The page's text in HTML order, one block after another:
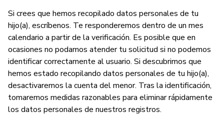
Si crees que hemos recopilado datos personales de tu
hijo(a), escríbenos. Te responderemos dentro de un mes
calendario a partir de la verificación. Es posible que en
ocasiones no podamos atender tu solicitud si no podemos
identificar correctamente al usuario. Si descubrimos que
hemos estado recopilando datos personales de tu hijo(a),
desactivaremos la cuenta del menor. Tras la identificación,
tomaremos medidas razonables para eliminar rápidamente
los datos personales de nuestros registros.